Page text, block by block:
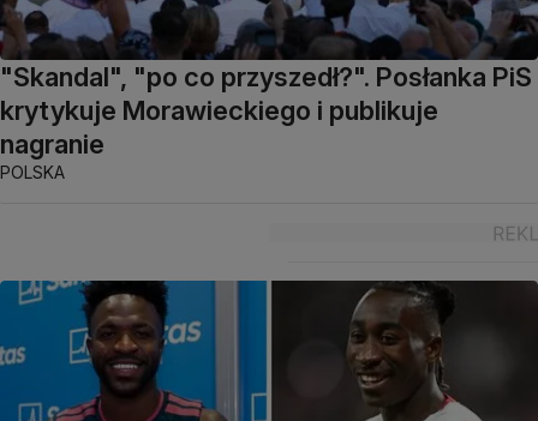
"Skandal", "po co przyszedł?". Posłanka PiS
krytykuje Morawieckiego i publikuje
nagranie
POLSKA